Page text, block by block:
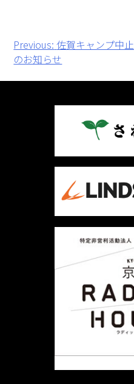
投
稿
Previous: 佐賀キャンプ中止
のお知らせ